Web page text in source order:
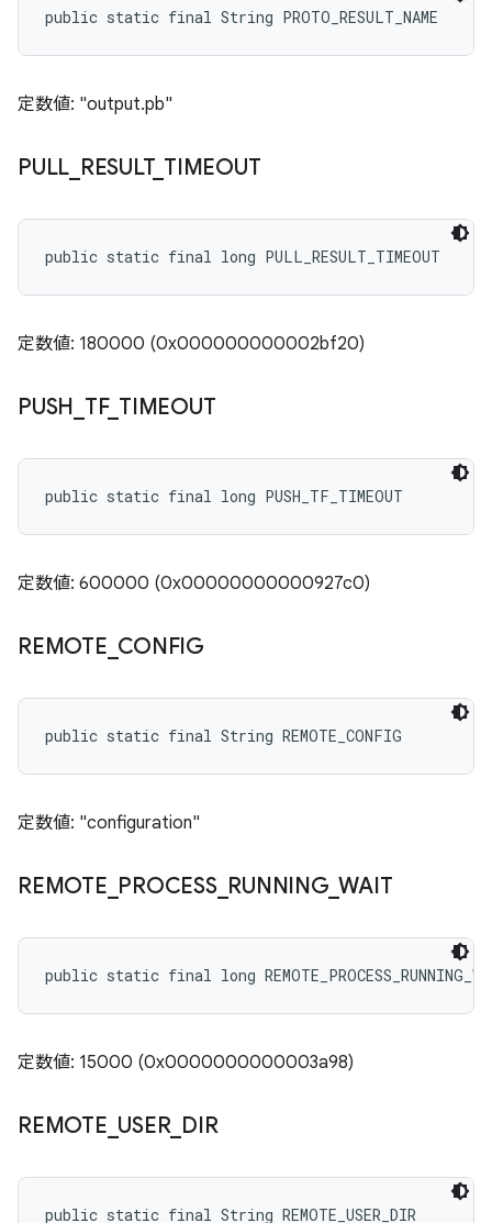
public static final String PROTO_RESULT_NAME
定数値: "output.pb"
PULL RESULT_ TIMEOUT
public static final long PULL_RESULT_TIMEOUT
定数値: 180000 (0x000000000002bf20)
PUSH TF_ TIMEOUT
public static final long PUSH_TF_TIMEOUT
定数値: 600000 (0x00000000000927c0)
REMOTE CONFIG
public static final String REMOTE_CONFIG
定数値: "configuration"
REMOTE PROCESS_ RUNNING_WAIT
public static final long
定数値: 15000 (0x0000000000003a98)
REMOTE USER_ DIR
public static final String REMOTE_USER_DIR